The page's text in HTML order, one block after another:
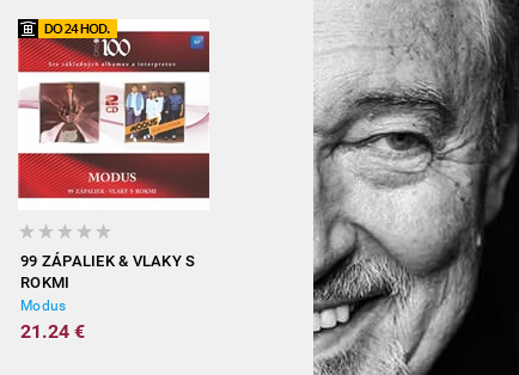
99 ZÁPALIEK & VLAKY S
ROKMI
Modus
21.24 €